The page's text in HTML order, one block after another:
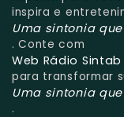
inspira e
Uma sintonia
. Conte com
Web Rádio Sintab
para transformar
Uma sintonia
.